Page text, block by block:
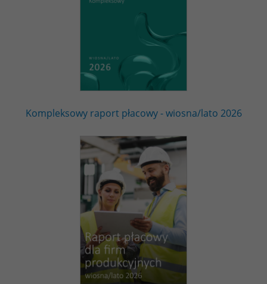
Kompleksowy raport płacowy - wiosna/lato 2026